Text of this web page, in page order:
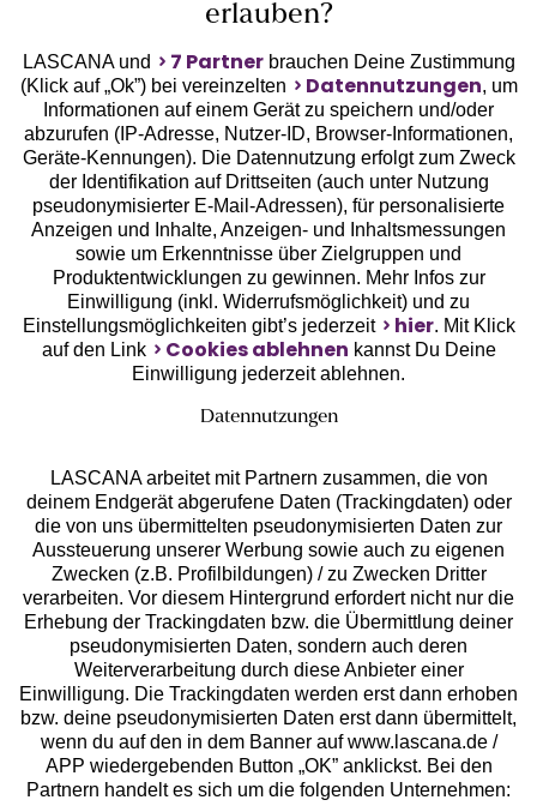
Geprüfte Sicherheit
Unsere Apps
Services
Beratung
Über uns
Rechtliches
erlauben?
LASCANA und 7 Partnerbrauchen Deine Zustimmung
(Klick auf „Ok”) bei vereinzelten
Datennutzungen, um
Informationen auf einem Gerät zu speichern und/oder
abzurufen (IP-Adresse, Nutzer-ID, Browser-Informationen,
Geräte-Kennungen). Die Datennutzung erfolgt zum Zweck
der Identifikation auf Drittseiten (auch unter Nutzung
pseudonymisierter E-Mail-Adressen), für personalisierte
Anzeigen und Inhalte, Anzeigen- und Inhaltsmessungen
sowie um Erkenntnisse über Zielgruppen und
Produktentwicklungen zu gewinnen. Mehr Infos zur
Einwilligung (inkl. Widerrufsmöglichkeit) und zu
Einstellungsmöglichkeiten gibt’s jederzeit
hier. Mit Klick
auf den Link
Cookies ablehnen kannst Du Deine
Einwilligung jederzeit ablehnen.
Datennutzungen
LASCANA arbeitet mit Partnern zusammen, die von
deinem Endgerät abgerufene Daten (Trackingdaten) oder
die von uns übermittelten pseudonymisierten Daten zur
Aussteuerung unserer Werbung sowie auch zu eigenen
Zwecken (z.B. Profilbildungen) / zu Zwecken Dritter
verarbeiten. Vor diesem Hintergrund erfordert nicht nur die
Erhebung der Trackingdaten bzw. die Übermittlung deiner
pseudonymisierten Daten, sondern auch deren
Weiterverarbeitung durch diese Anbieter einer
Einwilligung. Die Trackingdaten werden erst dann erhoben
bzw. deine pseudonymisierten Daten erst dann übermittelt,
wenn du auf den in dem Banner auf www.lascana.de /
APP wiedergebenden Button „OK” anklickst. Bei den
Partnern handelt es sich um die folgenden Unternehmen: